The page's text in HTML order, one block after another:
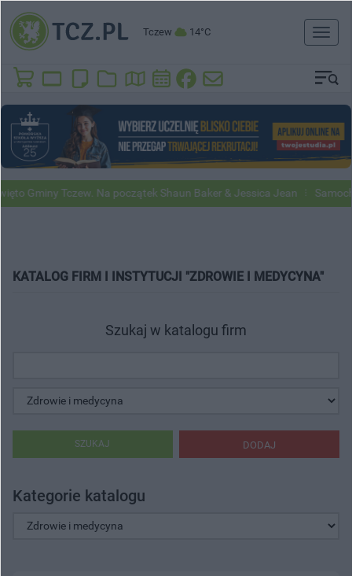
Tczew 14°C
Toggle
Tczew. Na początek Shaun Baker & Jessica Jean Samochody
KATALOG FIRM I INSTYTUCJI "ZDROWIE I MEDYCYNA"
Szukaj w katalogu firm
DODAJ
SZUKAJ
Kategorie katalogu